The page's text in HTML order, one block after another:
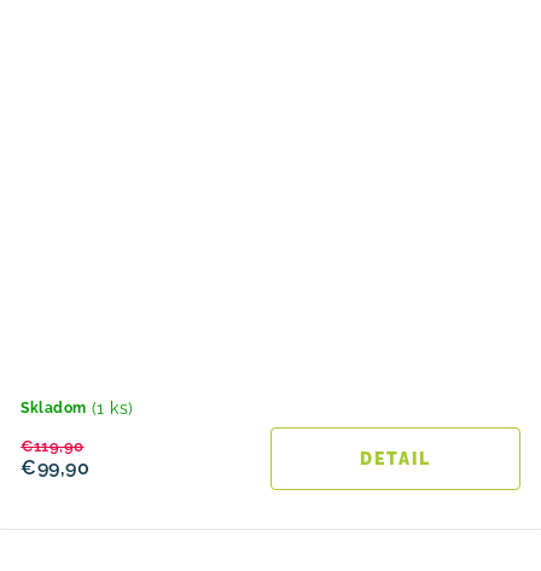
Skladom (1 ks)
€99,90
€119,90
DETAIL